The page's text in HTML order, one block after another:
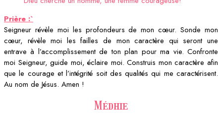
Prière :`
Seigneur révèle moi les profondeurs de mon cœur. Sonde mon
cœur, révèle moi les failles de mon caractère qui seront une
entrave à l’accomplissement de ton plan pour ma vie. Confronte
moi Seigneur, guide moi, éclaire moi. Construis mon caractère afin
que le courage et l’intégrité soit des qualités qui me caractérisent.
Au nom de Jésus. Amen !
Médhie